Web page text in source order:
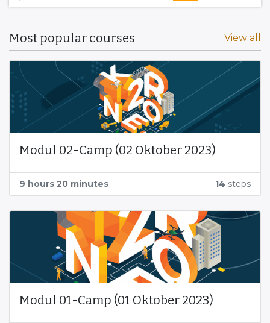
View all
Most popular courses
Modul 02-Camp (02 Oktober 2023)
9 hours 20 minutes 14 steps
Modul 01-Camp (01 Oktober 2023)